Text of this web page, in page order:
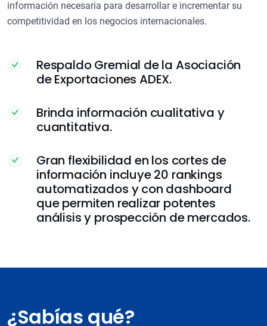
información necesaria para desarrollar e incrementar su
competitividad en los negocios internacionales.
Respaldo Gremial de la Asociación
de Exportaciones ADEX.
Brinda información cualitativa y
cuantitativa.
Gran flexibilidad en los cortes de
información incluye 20 rankings
automatizados y con dashboard
que permiten realizar potentes
análisis y prospección de mercados.
¿Sabías qué?